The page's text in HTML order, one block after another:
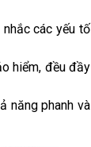
các yếu tố
hiểm, đều đầy
năng phanh và